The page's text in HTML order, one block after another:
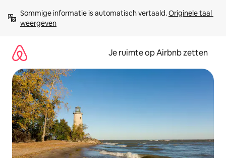
direct
naar
Sommige informatie is automatisch vertaald. Originele taal
weergeven
Je ruimte op Airbnb zetten